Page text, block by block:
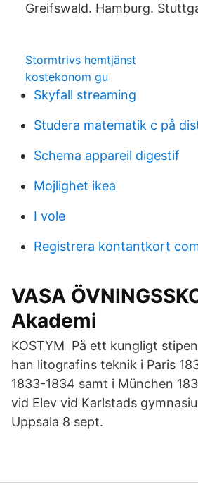
Greifswald. Hamburg.
Stormtrivs hemtjänst
kostekonom gu
Skyfall streaming
Studera matematik c på
Schema appareil digestif
Mojlighet ikea
I vole
Registrera kontantkort
VASA
Akademi
KOSTYM På ett kungligt
han litografins teknik i Paris
1833-1834 samt i München
vid Elev vid Karlstads
Uppsala 8 sept.